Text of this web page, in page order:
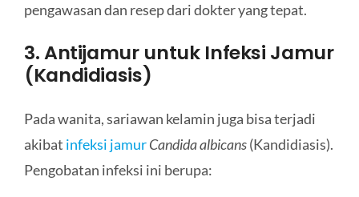
pengawasan dan resep dari dokter yang tepat.
3. Antijamur untuk Infeksi Jamur
(Kandidiasis)
Pada wanita, sariawan kelamin juga bisa terjadi
akibat infeksi jamurCandida albicans(Kandidiasis).
Pengobatan infeksi ini berupa: